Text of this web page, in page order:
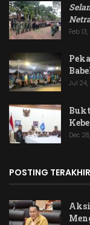
Feb
Jul
Dec
POSTING TERAKHIR
Aksi